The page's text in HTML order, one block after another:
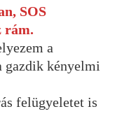
SOS
rám.
a
gazdik kényelmi
felügyeletet is